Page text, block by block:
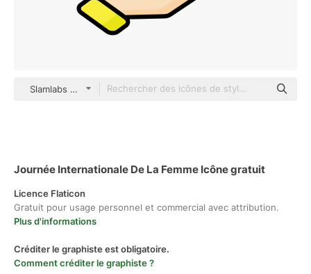
Slamlabs color lineal-color
Journée Internationale De La Femme Icône gratuit
Licence Flaticon
Gratuit pour usage personnel et commercial avec attribution.
Plus d'informations
Créditer le graphiste est obligatoire.
Comment créditer le graphiste ?